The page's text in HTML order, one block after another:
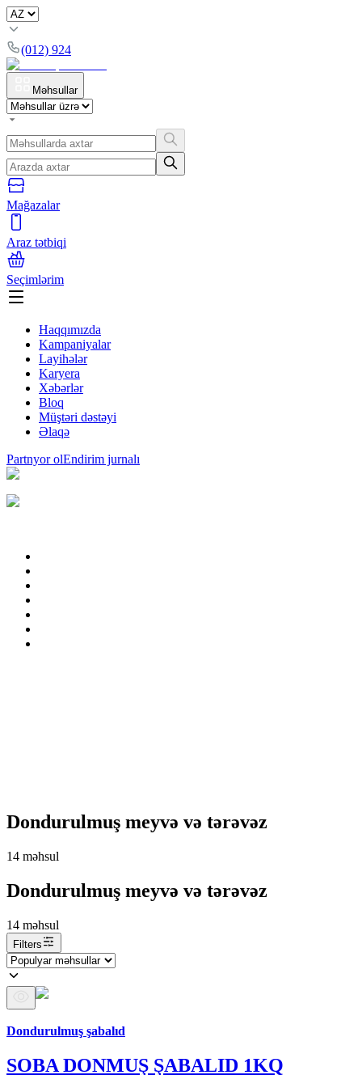
(012) 924
Məhsullar
Mağazalar
Araz tətbiqi
Seçimlərim
Haqqımızda
Kampaniyalar
Layihələr
Karyera
Xəbərlər
Bloq
Müştəri dəstəyi
Əlaqə
Partnyor olEndirim jurnalı
Dondurulmuş meyvə və tərəvəz
14 məhsul
Dondurulmuş meyvə və tərəvəz
14 məhsul
Filters
Dondurulmuş şabalıd
SOBA DONMUŞ ŞABALID 1KQ